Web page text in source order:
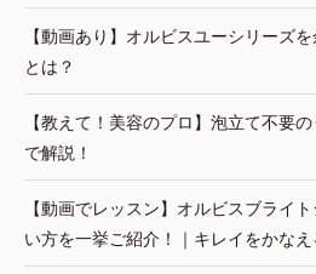
【動画あり】オルビスユーシリーズ
とは？
【教えて！美容のプロ】泡立て不要
で解説！
【動画でレッスン】オルビスブライ
い方を一挙ご紹介！｜キレイをかな